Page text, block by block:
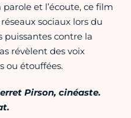
et l’écoute, ce film
sociaux lors du
puissantes contre la
révèlent des voix
ou étouffées.
Pirson, cinéaste.